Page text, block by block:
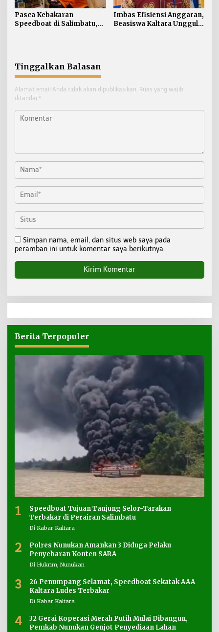
Pasca Kebakaran
Speedboat di Salimbatu,
Imbas Efisiensi Anggaran,
Beasiswa Kaltara Unggul
Tinggalkan Balasan
Alamat email Anda tidak akan dipublikasikan. Ruas yang wajib
ditandai *
Simpan nama, email, dan situs web saya pada
peramban ini untuk komentar saya berikutnya.
Berita Terpopuler
1
Speedboat Tujuan Tanjung Selor-Tarakan
Terbakar di Perairan Salimbatu
Di Kabar Kaltara
2
Polres Nunukan Amankan 3 Diduga Pelaku
Penyebaran Konten SARA
Di Hukrim, Nunukan
3
26 Penumpang Selamat, Speedboat Sekatak AAA
Kaltara Ludes Terbakar
Di Kabar Kaltara
4
32 Gerai Koperasi Merah Putih Mulai Dibangun,
Pemkab Nunukan Genjot Penyediaan Lahan